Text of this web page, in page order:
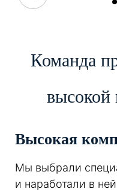
Команда
высокой
Высокая
Мы выбрали
и наработали в